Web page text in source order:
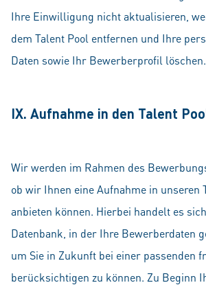
Ihre Einwilligung nicht aktualisieren,
dem Talent Pool entfernen und Ihre
Daten sowie Ihr Bewerberprofil löschen.
IX. Aufnahme in den Talent
Wir werden im Rahmen des
ob wir Ihnen eine Aufnahme in unseren
anbieten können. Hierbei handelt es
Datenbank, in der Ihre Bewerberdaten
um Sie in Zukunft bei einer passenden
berücksichtigen zu können. Zu Beginn